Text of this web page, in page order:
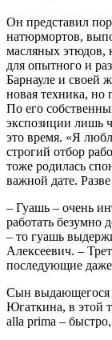
Он представил
натюрмортов,
масляных этюдов,
для опытного и
Барнауле и своей
новая техника, но
По его
экспозиции лишь
это время. «Я
строгий отбор
тоже родилась
важной дате.
– Гуашь – очень
работать безумно
– то гуашь
Алексеевич. –
последующие даже
Сын выдающегося
Югаткина, в этой
alla prima –